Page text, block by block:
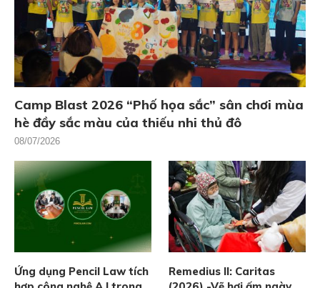
Camp Blast 2026 “Phố họa sắc” sân chơi mùa
hè đầy sắc màu của thiếu nhi thủ đô
08/07/2026
Ứng dụng Pencil Law tích
Remedius II: Caritas